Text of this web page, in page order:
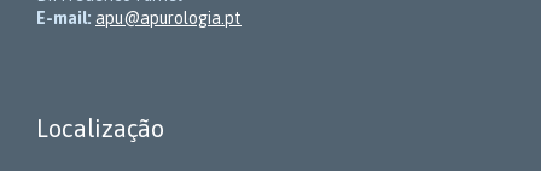
E-mail: apu@apurologia.pt
Localização